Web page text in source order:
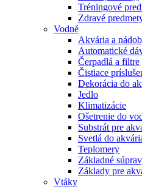
Tréningové
Zdravé
Vodné
Akvária a
Automatické
Čerpadlá a filtre
Čistiace
Dekorácia do
Jedlo
Klimatizácie
Ošetrenie do
Substrát pre
Svetlá do
Teplomery
Základné
Základy pre
Vtáky